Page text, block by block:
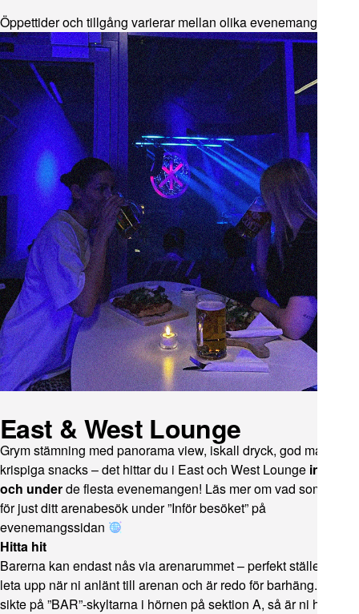
Öppettider och tillgång varierar mellan olika evenemang.
East & West Lounge
Grym stämning med panorama view, iskall dryck, god mat och
krispiga snacks – det hittar du i East och West Lounge inför
och underde flesta evenemangen! Läs mer om vad som gäller
för just ditt arenabesök under ”Inför besöket” på
evenemangssidan
Hitta hit
Barerna kan endast nås via arenarummet – perfekt ställe att
leta upp när ni anlänt till arenan och är redo för barhäng. Ta
sikte på ”BAR”-skyltarna i hörnen på sektion A, så är ni hemma!